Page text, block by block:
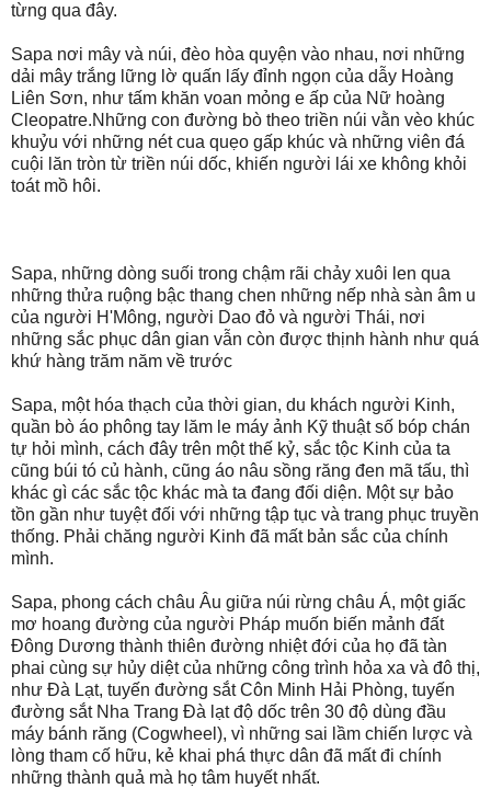
từng qua đây.
Sapa nơi mây và núi, đèo hòa quyện vào nhau, nơi những
dải mây trắng lững lờ quấn lấy đỉnh ngọn của dẫy Hoàng
Liên Sơn, như tấm khăn voan mỏng e ấp của Nữ hoàng
Cleopatre.Những con đường bò theo triền núi vằn vèo khúc
khuỷu với những nét cua quẹo gấp khúc và những viên đá
cuội lăn tròn từ triền núi dốc, khiến người lái xe không khỏi
toát mồ hôi.
Sapa, những dòng suối trong chậm rãi chảy xuôi len qua
những thửa ruộng bậc thang chen những nếp nhà sàn âm u
của người H'Mông, người Dao đỏ và người Thái, nơi
những sắc phục dân gian vẫn còn được thịnh hành như quá
khứ hàng trăm năm về trước
Sapa, một hóa thạch của thời gian, du khách người Kinh,
quần bò áo phông tay lăm le máy ảnh Kỹ thuật số bóp chán
tự hỏi mình, cách đây trên một thế kỷ, sắc tộc Kinh của ta
cũng búi tó củ hành, cũng áo nâu sồng răng đen mã tấu, thì
khác gì các sắc tộc khác mà ta đang đối diện. Một sự bảo
tồn gần như tuyệt đối với những tập tục và trang phục truyền
thống. Phải chăng người Kinh đã mất bản sắc của chính
mình.
Sapa, phong cách châu Âu giữa núi rừng châu Á, một giấc
mơ hoang đường của người Pháp muốn biến mảnh đất
Đông Dương thành thiên đường nhiệt đới của họ đã tàn
phai cùng sự hủy diệt của những công trình hỏa xa và đô thị,
như Đà Lạt, tuyến đường sắt Côn Minh Hải Phòng, tuyến
đường sắt Nha Trang Đà lạt độ dốc trên 30 độ dùng đầu
máy bánh răng (Cogwheel), vì những sai lầm chiến lược và
lòng tham cố hữu, kẻ khai phá thực dân đã mất đi chính
những thành quả mà họ tâm huyết nhất.